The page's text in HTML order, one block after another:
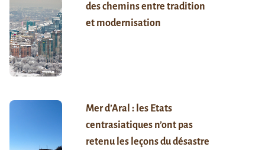
des chemins entre tradition
et modernisation
Mer d’Aral : les Etats
centrasiatiques n’ont pas
retenu les leçons du désastre